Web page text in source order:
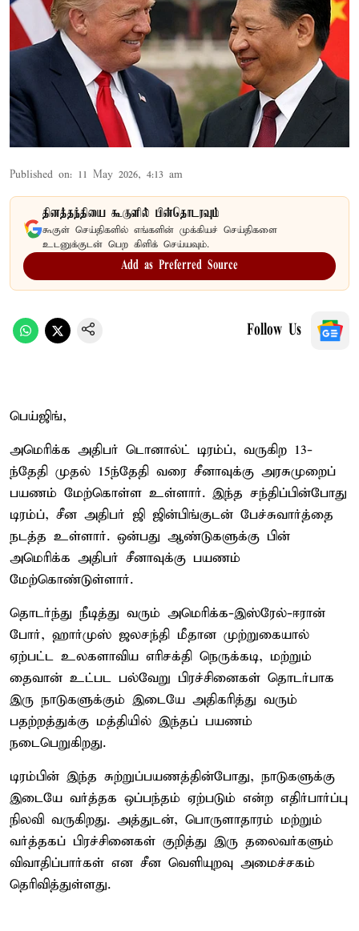
Published on: 11 May 2026, 4:13 am
தினத்தந்தியை கூகுளில் பின்தொடரவும்
கூகுள் செய்திகளில் எங்களின் முக்கியச் செய்திகளை
உடனுக்குடன் பெற கிளிக் செய்யவும்.
Add as Preferred Source
Follow Us
பெய்ஜிங்,
அமெரிக்க அதிபர் டொனால்ட் டிரம்ப், வருகிற 13-
ந்தேதி முதல் 15ந்தேதி வரை சீனாவுக்கு அரசுமுறைப்
பயணம் மேற்கொள்ள உள்ளார். இந்த சந்திப்பின்போது
டிரம்ப், சீன அதிபர் ஜி ஜின்பிங்குடன் பேச்சுவார்த்தை
நடத்த உள்ளார். ஒன்பது ஆண்டுகளுக்கு பின்
அமெரிக்க அதிபர் சீனாவுக்கு பயணம்
மேற்கொண்டுள்ளார்.
தொடர்ந்து நீடித்து வரும் அமெரிக்க-இஸ்ரேல்-ஈரான்
போர், ஹார்முஸ் ஜலசந்தி மீதான முற்றுகையால்
ஏற்பட்ட உலகளாவிய எரிசக்தி நெருக்கடி, மற்றும்
தைவான் உட்பட பல்வேறு பிரச்சினைகள் தொடர்பாக
இரு நாடுகளுக்கும் இடையே அதிகரித்து வரும்
பதற்றத்துக்கு மத்தியில் இந்தப் பயணம்
நடைபெறுகிறது.
டிரம்பின் இந்த சுற்றுப்பயணத்தின்போது, நாடுகளுக்கு
இடையே வர்த்தக ஒப்பந்தம் ஏற்படும் என்ற எதிர்பார்ப்பு
நிலவி வருகிறது. அத்துடன், பொருளாதாரம் மற்றும்
வர்த்தகப் பிரச்சினைகள் குறித்து இரு தலைவர்களும்
விவாதிப்பார்கள் என சீன வெளியுறவு அமைச்சகம்
தெரிவித்துள்ளது.